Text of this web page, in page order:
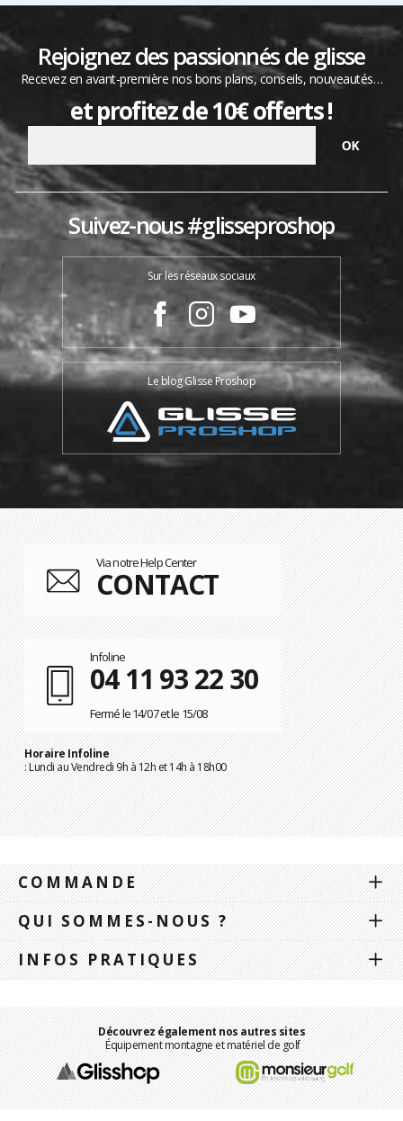
Rejoignez des passionnés de glisse
Recevez en avant-première nos bons plans, conseils, nouveautés…
et profitez de 10€ offerts !
Suivez-nous #glisseproshop
Sur les réseaux sociaux
Le blog Glisse Proshop
Via notre Help Center
CONTACT
Infoline
04 11 93 22 30
Fermé le 14/07 et le 15/08
Horaire Infoline
: Lundi au Vendredi 9h à 12h et 14h à 18h00
COMMANDE
QUI SOMMES-NOUS ?
INFOS PRATIQUES
Découvrez également nos autres sites
Équipement montagne et matériel de golf